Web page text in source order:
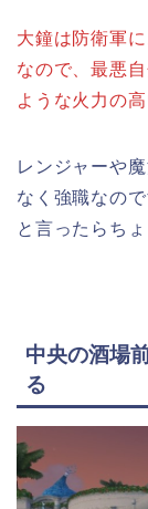
大鐘は防衛軍
なので、最悪
ような火力の
レンジャーや
なく強職なの
と言ったらち
中央の酒場
る